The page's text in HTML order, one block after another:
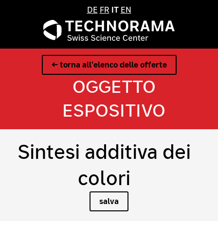
DE FR IT EN
← torna all'elenco delle offerte
OGGETTO
ESPOSITIVO
Sintesi additiva dei
colori
salva